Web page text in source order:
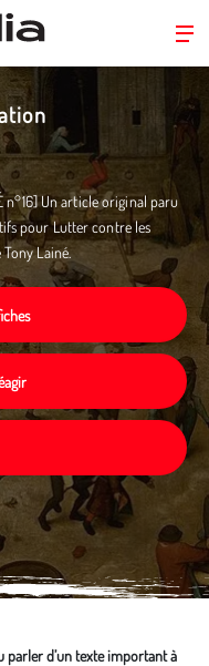
Un article original paru
pour Lutter contre les
Lainé.
parler d’un texte important à